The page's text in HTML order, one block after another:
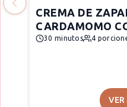
CREMA DE
CARDAMOMO
30 minutos 4
VER